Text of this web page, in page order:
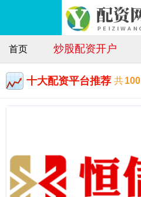
首页 炒股配资开户
十大配资平台推荐 共100